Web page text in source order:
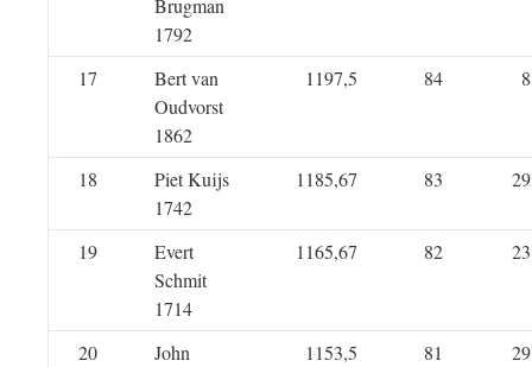
Brugman
1792
17
Bert van
Oudvorst
1862
1197,5 84 8
18
Piet Kuijs
1742
1185,67 83 29
19
Evert
Schmit
1714
1165,67 82 23
20
John
1153,5 81 29